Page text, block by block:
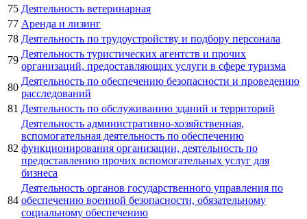
75 Деятельность ветеринарная
77 Аренда и лизинг
78 Деятельность по трудоустройству и подбору персонала
79
Деятельность туристических агентств и прочих
организаций, предоставляющих услуги в сфере туризма
80
Деятельность по обеспечению безопасности и проведению
расследований
81 Деятельность по обслуживанию зданий и территорий
82
Деятельность административно-хозяйственная,
вспомогательная деятельность по обеспечению
функционирования организации, деятельность по
предоставлению прочих вспомогательных услуг для
бизнеса
84
Деятельность органов государственного управления по
обеспечению военной безопасности, обязательному
социальному обеспечению